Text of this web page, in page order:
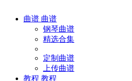
曲谱 曲谱
钢琴曲谱
精选合集
定制曲谱
上传曲谱
教程 教程